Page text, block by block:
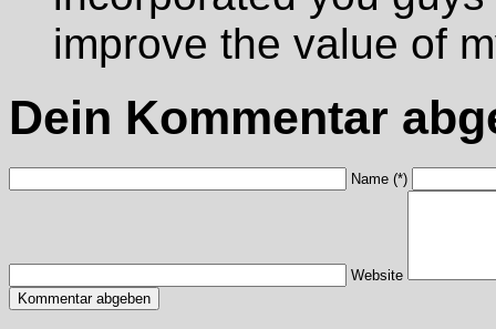
improve the value of
Dein Kommentar
Name (*)
Website